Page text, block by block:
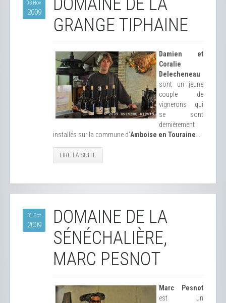
03 Nov
2009
GRANGE TIPHAINE
Damien et
Coralie
Delecheneau
sont un jeune
couple de
vignerons qui
se sont
dernièrement
installés sur la commune d'Amboise en Touraine
LIRE LA SUITE
31 Oct
2009
DOMAINE DE LA
SÉNÉCHALIÈRE,
MARC PESNOT
Marc Pesnot
est un